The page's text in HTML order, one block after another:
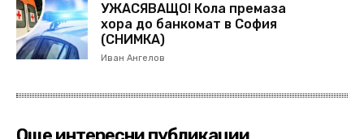
УЖАСЯВАЩО! Кола премаза
хора до банкомат в София
(СНИМКА)
Иван Ангелов